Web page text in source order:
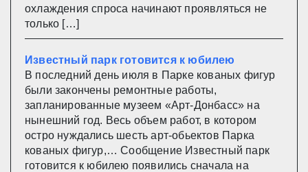
охлаждения спроса начинают проявляться не
только […]
Известный парк готовится к юбилею
В последний день июля в Парке кованых фигур
были закончены ремонтные работы,
запланированные музеем «Арт-Донбасс» на
нынешний год. Весь объем работ, в котором
остро нуждались шесть арт-обьектов Парка
кованых фигур,… Сообщение Известный парк
готовится к юбилею появились сначала на